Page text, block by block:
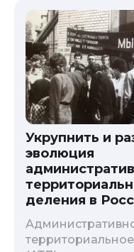
Укрупнить и
эволюция
деления в